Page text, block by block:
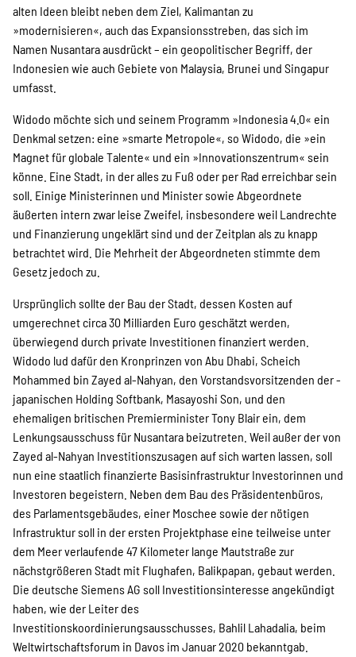
alten Ideen bleibt neben dem Ziel, Kalimantan zu
»modernisieren«, auch das Expansionsstreben, das sich im
Namen Nusantara ausdrückt – ein geopolitischer Begriff, der
Indonesien wie auch Gebiete von Malaysia, Brunei und Singapur
umfasst.
Widodo möchte sich und seinem Programm »Indonesia 4.0« ein
Denkmal setzen: eine »smarte Metropole«, so Widodo, die »ein
Magnet für globale ­Talente« und ein »Innovationszentrum« sein
könne. Eine Stadt, in der alles zu Fuß oder per Rad erreichbar sein
soll. Einige Ministerinnen und Minister sowie Abgeordnete
äußerten intern zwar leise Zweifel, insbesondere weil Landrechte
und Finanzierung ungeklärt sind und der Zeitplan als zu knapp
betrachtet wird. Die Mehrheit der Abgeordneten stimmte dem
Gesetz jedoch zu.
Ursprünglich sollte der Bau der Stadt, dessen Kosten auf
umgerechnet circa 30 Milliarden Euro geschätzt werden,
überwiegend durch private Investitionen finanziert werden.
Widodo lud dafür den Kronprinzen von Abu Dhabi, Scheich
Mohammed bin Zayed al-Nahyan, den Vorstandsvorsitzenden der ­
japanischen Holding Softbank, Masayoshi Son, und den
ehemaligen ­britischen Premierminister Tony Blair ein, dem
Lenkungsausschuss für Nusantara beizutreten. Weil außer der von
Zayed al-Nahyan Investitionszusagen auf sich warten lassen, soll
nun eine staatlich finanzierte Basisinfrastruktur Investorinnen und
Investoren begeistern. Neben dem Bau des Präsidentenbüros,
des Parlamentsgebäudes, einer Moschee sowie der nötigen
Infrastruktur soll in der ersten Projektphase eine teilweise unter
dem Meer verlaufende 47 Kilometer lange Mautstraße zur
nächstgrößeren Stadt mit Flughafen, Balikpapan, gebaut werden.
Die deutsche Siemens AG soll Investitionsinteresse angekündigt
haben, wie der Leiter des
Investitionskoordinierungsausschusses, Bahlil Lahadalia, beim
Weltwirtschaftsforum in Davos im Januar 2020 bekanntgab.